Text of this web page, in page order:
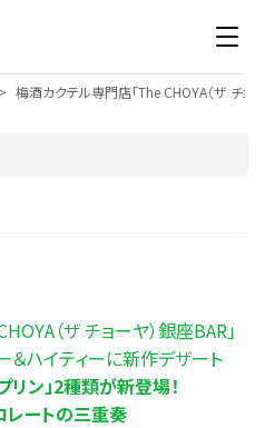
梅酒カクテル専門店「The CHOYA（ザ チョ
（ザ チョーヤ）銀座BAR」
＆ハイティーに新作デザート
リン」2種類が新登場！
レートの三重奏